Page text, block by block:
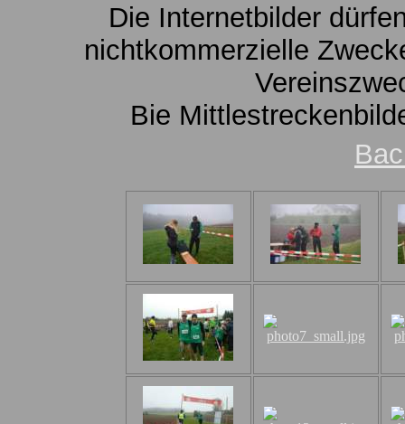
Die Internetbilder
nichtkommerzielle
Bie